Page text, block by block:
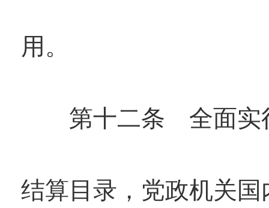
用。
第十二条 全面实行
结算目录，党政机关